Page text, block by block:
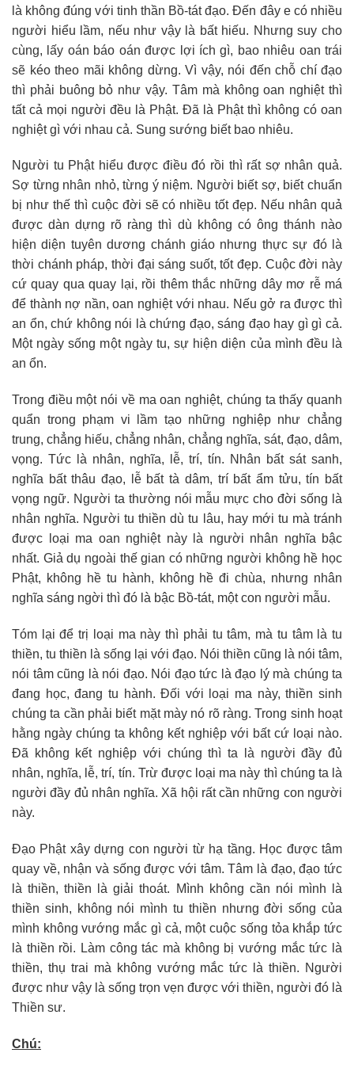
là không đúng với tinh thần Bồ-tát đạo. Đến đây e có nhiều
người hiểu lầm, nếu như vậy là bất hiếu. Nhưng suy cho
cùng, lấy oán báo oán được lợi ích gì, bao nhiêu oan trái
sẽ kéo theo mãi không dừng. Vì vậy, nói đến chỗ chí đạo
thì phải buông bỏ như vậy. Tâm mà không oan nghiệt thì
tất cả mọi người đều là Phật. Đã là Phật thì không có oan
nghiệt gì với nhau cả. Sung sướng biết bao nhiêu.
Người tu Phật hiểu được điều đó rồi thì rất sợ nhân quả.
Sợ từng nhân nhỏ, từng ý niệm. Người biết sợ, biết chuẩn
bị như thế thì cuộc đời sẽ có nhiều tốt đẹp. Nếu nhân quả
được dàn dựng rõ ràng thì dù không có ông thánh nào
hiện diện tuyên dương chánh giáo nhưng thực sự đó là
thời chánh pháp, thời đại sáng suốt, tốt đẹp. Cuộc đời này
cứ quay qua quay lại, rồi thêm thắc những dây mơ rễ má
để thành nợ nần, oan nghiệt với nhau. Nếu gở ra được thì
an ổn, chứ không nói là chứng đạo, sáng đạo hay gì gì cả.
Một ngày sống một ngày tu, sự hiện diện của mình đều là
an ổn.
Trong điều một nói về ma oan nghiệt, chúng ta thấy quanh
quẩn trong phạm vi lầm tạo những nghiệp như chẳng
trung, chẳng hiếu, chẳng nhân, chẳng nghĩa, sát, đạo, dâm,
vọng. Tức là nhân, nghĩa, lễ, trí, tín. Nhân bất sát sanh,
nghĩa bất thâu đạo, lễ bất tà dâm, trí bất ẩm tửu, tín bất
vọng ngữ. Người ta thường nói mẫu mực cho đời sống là
nhân nghĩa. Người tu thiền dù tu lâu, hay mới tu mà tránh
được loại ma oan nghiệt này là người nhân nghĩa bậc
nhất. Giả dụ ngoài thế gian có những người không hề học
Phật, không hề tu hành, không hề đi chùa, nhưng nhân
nghĩa sáng ngời thì đó là bậc Bồ-tát, một con người mẫu.
Tóm lại để trị loại ma này thì phải tu tâm, mà tu tâm là tu
thiền, tu thiền là sống lại với đạo. Nói thiền cũng là nói tâm,
nói tâm cũng là nói đạo. Nói đạo tức là đạo lý mà chúng ta
đang học, đang tu hành. Đối với loại ma này, thiền sinh
chúng ta cần phải biết mặt mày nó rõ ràng. Trong sinh hoạt
hằng ngày chúng ta không kết nghiệp với bất cứ loại nào.
Đã không kết nghiệp với chúng thì ta là người đầy đủ
nhân, nghĩa, lễ, trí, tín. Trừ được loại ma này thì chúng ta là
người đầy đủ nhân nghĩa. Xã hội rất cần những con người
này.
Đạo Phật xây dựng con người từ hạ tầng. Học được tâm
quay về, nhận và sống được với tâm. Tâm là đạo, đạo tức
là thiền, thiền là giải thoát. Mình không cần nói mình là
thiền sinh, không nói mình tu thiền nhưng đời sống của
mình không vướng mắc gì cả, một cuộc sống tỏa khắp tức
là thiền rồi. Làm công tác mà không bị vướng mắc tức là
thiền, thụ trai mà không vướng mắc tức là thiền. Người
được như vậy là sống trọn vẹn được với thiền, người đó là
Thiền sư.
Chú: